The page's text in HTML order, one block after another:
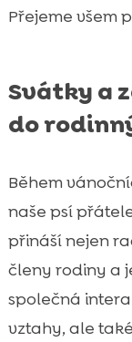
Přejeme všem
Svátky a
do
Během
naše psí
přináší nejen
členy rodiny a
společná
vztahy, ale